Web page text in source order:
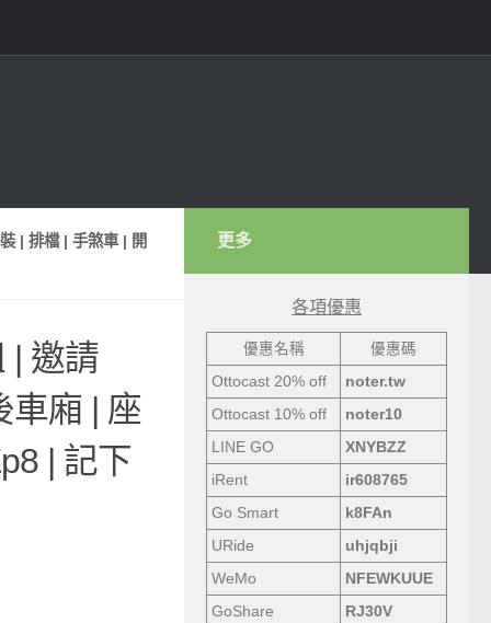
| 排檔 | 手煞車 | 開
| 邀請
車廂 | 座
| 記下
更多
各項優惠
優惠名稱
優惠碼
Ottocast 20% off
noter.tw
Ottocast 10% off
noter10
LINE GO
XNYBZZ
iRent
ir608765
Go Smart
k8FAn
URide
uhjqbji
WeMo
NFEWKUUE
GoShare
RJ30V